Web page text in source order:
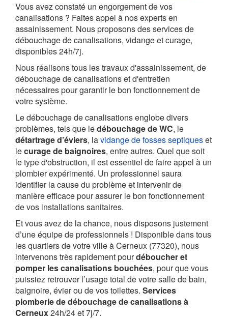
Vous avez constaté un engorgement de vos
canalisations ? Faites appel à nos experts en
assainissement. Nous proposons des services de
débouchage de canalisations, vidange et curage,
disponibles 24h/7j.
Nous réalisons tous les travaux d'assainissement, de
débouchage de canalisations et d'entretien
nécessaires pour garantir le bon fonctionnement de
votre système.
Le débouchage de canalisations englobe divers
problèmes, tels que ledébouchage de WC, le
détartrage d’éviers, lavidange de fosses septiqueset
lecurage de baignoires, entre autres. Quel que soit
le type d'obstruction, il est essentiel de faire appel à un
plombier expérimenté. Un professionnel saura
identifier la cause du problème et intervenir de
manière efficace pour assurer le bon fonctionnement
de vos installations sanitaires.
Et vous avez de la chance, nous disposons justement
d’une équipe de professionnels ! Disponible dans tous
les quartiers de votre ville à Cerneux (77320), nous
intervenons très rapidement pourdéboucher et
pomper les canalisations bouchées, pour que vous
puissiez retrouver l’usage total de votre salle de bain,
baignoire, évier ou de vos toilettes. Services
plomberie de débouchage de canalisations à
Cerneux24h/24 et 7j/7.